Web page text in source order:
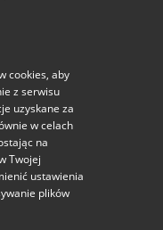
cookies, aby
z serwisu
uzyskane za
w celach
na
Twojej
ustawienia
plików